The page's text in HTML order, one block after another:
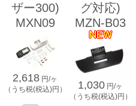
ザー300)
MXN09
2,618 円/ヶ
（うち税(税込)円）
グ対応)
MZN-B03
1,030 円/ヶ
（うち税(税込)円）